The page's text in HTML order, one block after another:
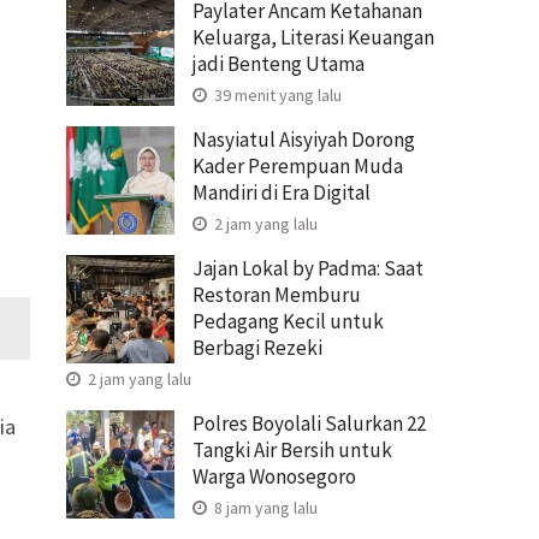
Paylater Ancam Ketahanan
Keluarga, Literasi Keuangan
jadi Benteng Utama
39 menit yang lalu
Nasyiatul Aisyiyah Dorong
Kader Perempuan Muda
Mandiri di Era Digital
2 jam yang lalu
Jajan Lokal by Padma: Saat
Restoran Memburu
Pedagang Kecil untuk
Berbagi Rezeki
2 jam yang lalu
Polres Boyolali Salurkan 22
Tangki Air Bersih untuk
Warga Wonosegoro
8 jam yang lalu